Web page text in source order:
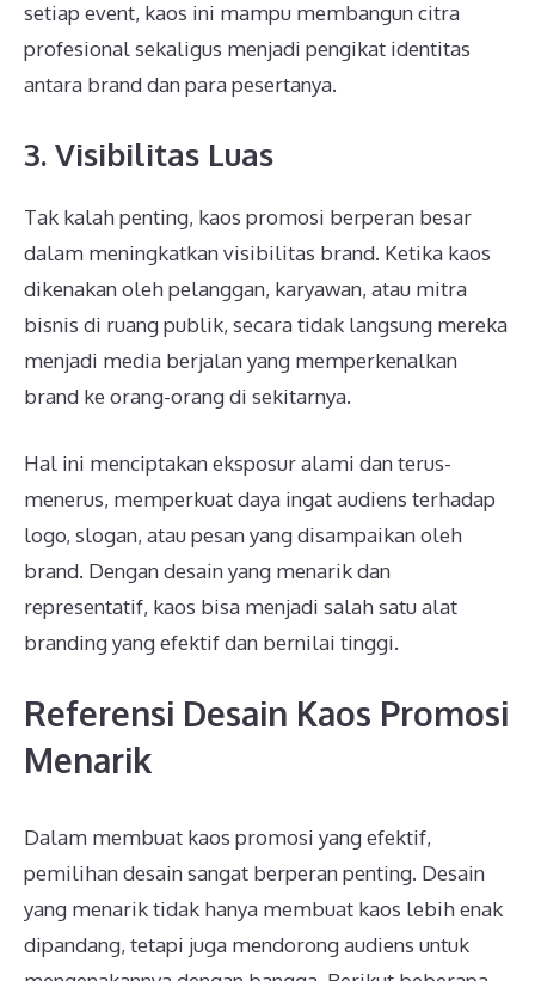
setiap event, kaos ini mampu membangun citra
profesional sekaligus menjadi pengikat identitas
antara brand dan para pesertanya.
3. Visibilitas Luas
Tak kalah penting, kaos promosi berperan besar
dalam meningkatkan visibilitas brand. Ketika kaos
dikenakan oleh pelanggan, karyawan, atau mitra
bisnis di ruang publik, secara tidak langsung mereka
menjadi media berjalan yang memperkenalkan
brand ke orang-orang di sekitarnya.
Hal ini menciptakan eksposur alami dan terus-
menerus, memperkuat daya ingat audiens terhadap
logo, slogan, atau pesan yang disampaikan oleh
brand. Dengan desain yang menarik dan
representatif, kaos bisa menjadi salah satu alat
branding yang efektif dan bernilai tinggi.
Referensi Desain Kaos Promosi
Menarik
Dalam membuat kaos promosi yang efektif,
pemilihan desain sangat berperan penting. Desain
yang menarik tidak hanya membuat kaos lebih enak
dipandang, tetapi juga mendorong audiens untuk